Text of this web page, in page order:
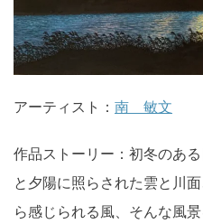
アーティスト： 南 敏文
作品ストーリー：初冬のあ
と夕陽に照らされた雲と川
ら感じられる風、そんな風